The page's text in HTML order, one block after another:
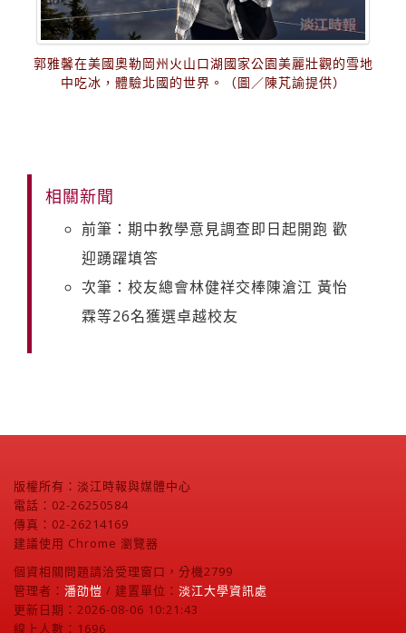
郭雅馨在美國奧勒岡州火山口湖國家公園美麗壯觀的雪地
中吃冰，體驗北國的世界。（圖／陳芃諭提供）
相關新聞
前筆：期中教學意見調查即日起開跑 歡
迎踴躍填答
次筆：校友總會林健祥交棒陳滄江 黃怡
霖等26名獲選卓越校友
版權所有：淡江時報與媒體中心
電話：02-26250584
傳真：02-26214169
建議使用 Chrome 瀏覽器
個資相關問題請洽受理窗口，分機2799
管理者： 潘劭愷 / 建置單位： 淡江大學資訊處
更新日期：2026-08-06 10:21:43
線上人數：1696